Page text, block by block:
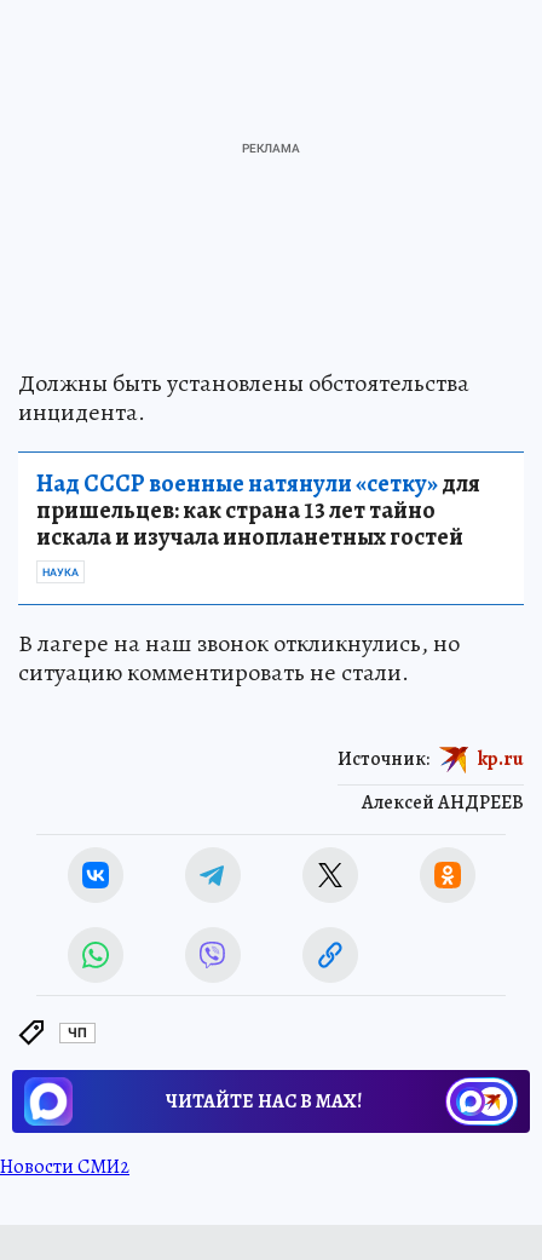
Должны быть установлены обстоятельства
инцидента.
Над СССР военные натянули «сетку»для
пришельцев: как страна 13 лет тайно
искала и изучала инопланетных гостей
НАУКА
В лагере на наш звонок откликнулись, но
ситуацию комментировать не стали.
Алексей АНДРЕЕВ
Источник: kp.ru
ЧП
ЧИТАЙТЕ НАС В МАХ!
Новости СМИ2